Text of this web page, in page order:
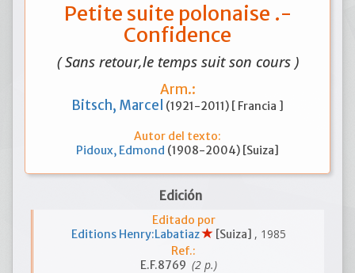
Petite suite polonaise .-
Confidence
( Sans retour,le temps suit son cours )
Arm.:
Bitsch, Marcel (1921-2011) [ Francia ]
Autor del texto:
Pidoux, Edmond (1908-2004) [Suiza]
Edición
Editado por
Editions Henry:Labatiaz
[Suiza] , 1985
Ref.:
E.F.8769 (2 p.)